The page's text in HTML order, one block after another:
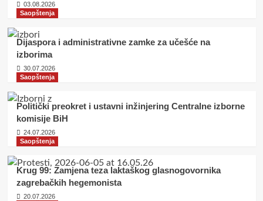
03.08.2026
Saopštenja
Dijaspora i administrativne zamke za učešće na
izborima
30.07.2026
Saopštenja
Politički preokret i ustavni inžinjering Centralne izborne
komisije BiH
24.07.2026
Saopštenja
Krug 99: Zamjena teza laktaškog glasnogovornika
zagrebačkih hegemonista
20.07.2026